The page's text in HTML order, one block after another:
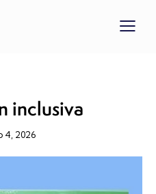
inclusiva
4, 2026